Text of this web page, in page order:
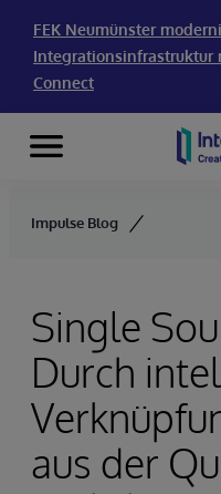
FEK Neumünster
Integrationsinfrastruktur
Connect
Skip to content
Menu
Impulse Blog
Single
Durch
aus der